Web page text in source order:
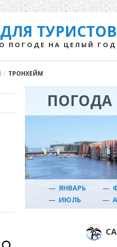
ТУРИСТОВ
ПОГОДЕ НА ЦЕЛЫЙ ГОД
/ ТРОНХЕЙМ
ПОГОДА
— ЯНВАРЬ —
— ИЮЛЬ —